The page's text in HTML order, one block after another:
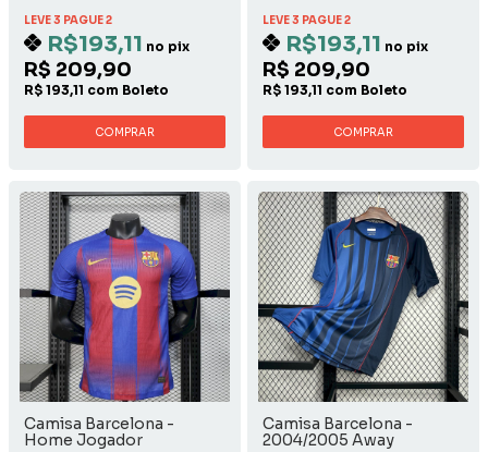
LEVE 3 PAGUE 2
R$193,11 no pix
R$ 209,90
R$ 193,11 com Boleto
COMPRAR
LEVE 3 PAGUE 2
R$193,11 no pix
R$ 209,90
R$ 193,11 com Boleto
COMPRAR
Camisa Barcelona -
Home Jogador
Camisa Barcelona -
2004/2005 Away